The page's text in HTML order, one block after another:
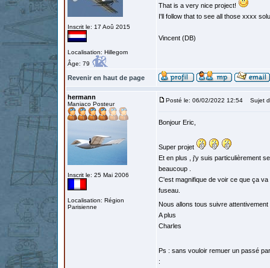
Inscrit le: 17 Aoû 2015
Localisation: Hillegom
Âge: 79
That is a very nice project!
I'll follow that to see all those xxxx
Vincent (DB)
Revenir en haut de page
hermann
Maniaco Posteur
Inscrit le: 25 Mai 2006
Localisation: Région
Parisienne
Posté le: 06/02/2022 12:54 Sujet
Bonjour Eric,
Super projet
Et en plus , j'y suis particulièrement
beaucoup .
C'est magnifique de voir ce que ça
fuseau.
Nous allons tous suivre
A plus
Charles
Ps : sans vouloir remuer un passé
: